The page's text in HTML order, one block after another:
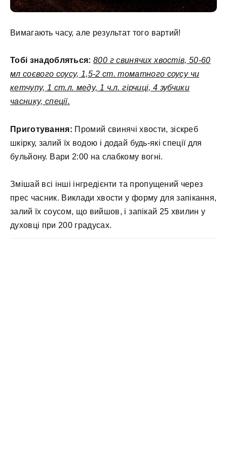
Вимагають часу, але результат того вартий!
Тобі знадобляться: 800 г свинячих хвостів, 50-60
мл соєвого соусу, 1,5-2 ст. томатного соусу чи
кетчупу, 1 ст.л. меду, 1 ч.л. гірчиці, 4 зубчики
часнику, спеції.
Приготування: Промий свинячі хвости, зіскреб
шкірку, залий їх водою і додай будь-які спеції для
бульйону. Вари 2:00 на слабкому вогні.
Змішай всі інші інгредієнти та пропущений через
прес часник. Виклади хвости у форму для запікання,
залий їх соусом, що вийшов, і запікай 25 хвилин у
духовці при 200 градусах.